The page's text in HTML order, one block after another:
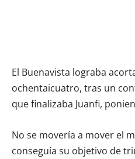
El Buenavista lograba
ochentaicuatro, tras un
que finalizaba Juanfi,
No se movería a mover el
conseguía su objetivo de